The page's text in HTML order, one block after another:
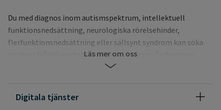
Du med diagnos inom autismspektrum, intellektuell
funktionsnedsättning, neurologiska rörelsehinder,
flerfunktionsnedsättning eller sällsynt syndrom kan söka
insatser från Vuxenhabiliteringen via egen vårdbegäran.
från vården.
Läs mer om oss
Digitala tjänster